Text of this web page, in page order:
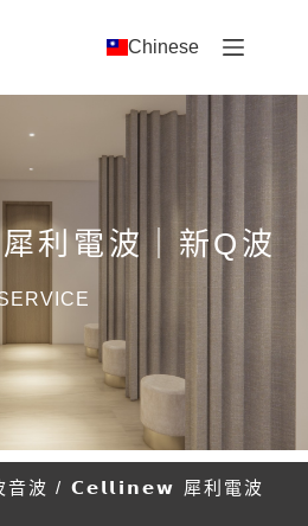
Chinese
利電波｜新Q波
音波 / 𝗖𝗲𝗹𝗹𝗶𝗻𝗲𝘄 犀利電波